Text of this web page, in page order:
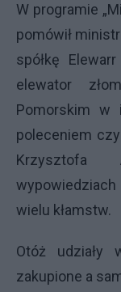
W programie
pomówił
spółkę
elewator
Pomorskim w
poleceniem
Krzysztofa
wielu kłamstw.
Otóż udziały
zakupione a